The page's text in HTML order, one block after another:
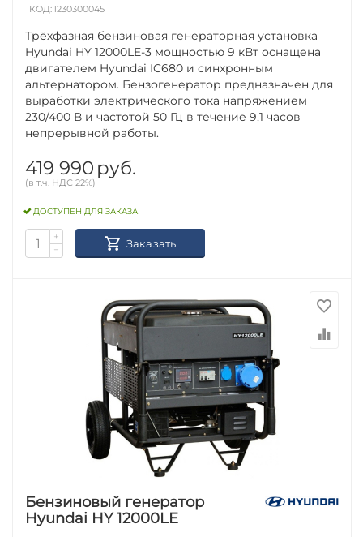
КОД:1230300045
Трёхфазная бензиновая генераторная установка
Hyundai HY 12000LE-3 мощностью 9 кВт оснащена
двигателем Hyundai IC680 и синхронным
альтернатором. Бензогенератор предназначен для
выработки электрического тока напряжением
230/400 В и частотой 50 Гц в течение 9,1 часов
непрерывной работы.
419 990 руб.
(в т.ч. НДС 22%)
ДОСТУПЕН ДЛЯ ЗАКАЗА
+
−
Заказать
Бензиновый генератор
Hyundai HY 12000LE